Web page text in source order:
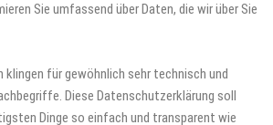
Sie umfassend über Daten, die wir über Sie
klingen für gewöhnlich sehr technisch und
Diese Datenschutzerklärung soll
Dinge so einfach und transparent wie